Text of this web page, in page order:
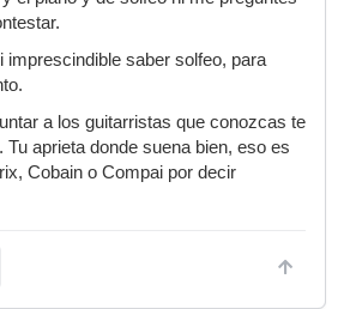
imprescindible saber solfeo, para
a los guitarristas que conozcas te
Tu aprieta donde suena bien, eso es
Cobain o Compai por decir